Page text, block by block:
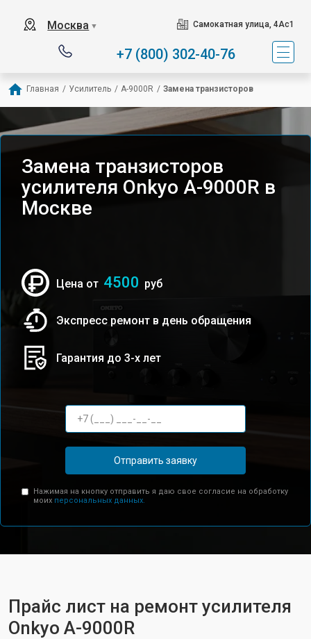
Москва ▼ Самокатная улица, 4Ас1
+7 (800) 302-40-76
Главная / Усилитель / A-9000R / Замена транзисторов
Замена транзисторов
усилителя Onkyo A-9000R в
Москве
Цена от 4500 руб
Экспресс ремонт в день обращения
Гарантия до 3-х лет
Отправить заявку
Нажимая на кнопку отправить я даю свое согласие на обработку
моих персональных данных.
Прайс лист на ремонт усилителя
Onkyo A-9000R